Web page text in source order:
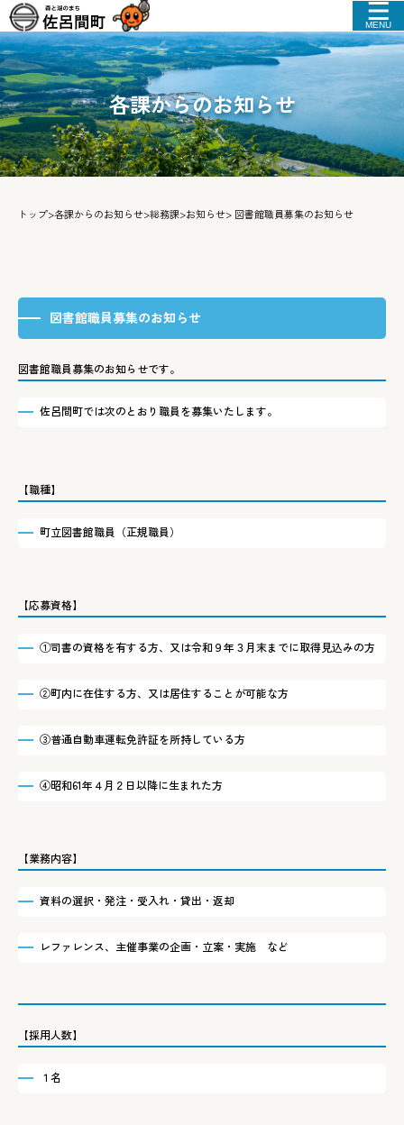
MENU
各課からのお知らせ
トップ>各課からのお知らせ>総務課>お知らせ> 図書館職員募集のお知らせ
図書館職員募集のお知らせ
図書館職員募集のお知らせです。
佐呂間町では次のとおり職員を募集いたします。
【職種】
町立図書館職員（正規職員）
【応募資格】
①司書の資格を有する方、又は令和９年３月末までに取得見込みの方
②町内に在住する方、又は居住することが可能な方
③普通自動車運転免許証を所持している方
④昭和61年４月２日以降に生まれた方
【業務内容】
資料の選択・発注・受入れ・貸出・返却
レファレンス、主催事業の企画・立案・実施 など
【採用人数】
１名